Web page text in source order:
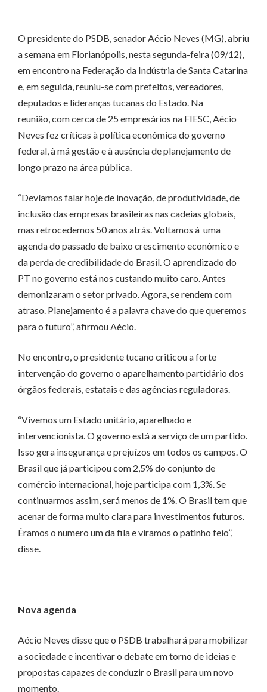
O presidente do PSDB, senador Aécio Neves (MG), abriu
a semana em Florianópolis, nesta segunda-feira (09/12),
em encontro na Federação da Indústria de Santa Catarina
e, em seguida, reuniu-se com prefeitos, vereadores,
deputados e lideranças tucanas do Estado. Na
reunião, com cerca de 25 empresários na FIESC, Aécio
Neves fez críticas à política econômica do governo
federal, à má gestão e à ausência de planejamento de
longo prazo na área pública.
“Devíamos falar hoje de inovação, de produtividade, de
inclusão das empresas brasileiras nas cadeias globais,
mas retrocedemos 50 anos atrás. Voltamos à uma
agenda do passado de baixo crescimento econômico e
da perda de credibilidade do Brasil. O aprendizado do
PT no governo está nos custando muito caro. Antes
demonizaram o setor privado. Agora, se rendem com
atraso. Planejamento é a palavra chave do que queremos
para o futuro”, afirmou Aécio.
No encontro, o presidente tucano criticou a forte
intervenção do governo o aparelhamento partidário dos
órgãos federais, estatais e das agências reguladoras.
“Vivemos um Estado unitário, aparelhado e
intervencionista. O governo está a serviço de um partido.
Isso gera insegurança e prejuízos em todos os campos. O
Brasil que já participou com 2,5% do conjunto de
comércio internacional, hoje participa com 1,3%. Se
continuarmos assim, será menos de 1%. O Brasil tem que
acenar de forma muito clara para investimentos futuros.
Éramos o numero um da fila e viramos o patinho feio”,
disse.
Nova agenda
Aécio Neves disse que o PSDB trabalhará para mobilizar
a sociedade e incentivar o debate em torno de ideias e
propostas capazes de conduzir o Brasil para um novo
momento.